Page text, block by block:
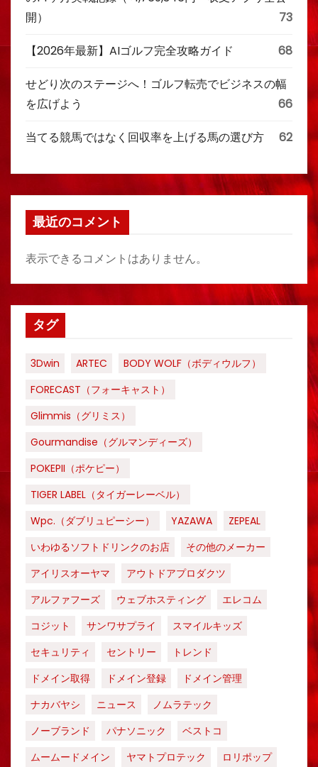
開）
73
【2026年最新】AIゴルフ完全攻略ガイド 68
せどり次のステージへ！ゴルフ転売でビジネスの幅
を広げよう
66
当てる競馬ではなく回収率を上げる馬の選び方 62
最近のコメント
表示できるコメントはありません。
タグ
3Dwin ARTEC
BODY WOLF（ボディウルフ）
FORECAST（フォーキャスト）
Glimmis（グリミス）
Gourmandise（グルマンディーズ）
POKEPII（ポケピー）
TIGER LABEL（タイガーレーベル）
Wpc.（ダブリュピーシー）
YAZAWA
ZEPEAL
いわゆるソフトドリンクのお店
その他のメーカー
アイリスオーヤマ
アウトドアプロダクツ
アルファフーズ
ウェブホスティング
エレコム
コジット
サンワサプライ
スマイルキッズ
セキュリティ
セントリー
トレンド
ドメイン取得
ドメイン登録
ドメイン管理
ナカバヤシ
ニュース
ノムラテック
ノーブランド
パナソニック
ベストコ
ムームードメイン
ヤマトプロテック ロリポップ